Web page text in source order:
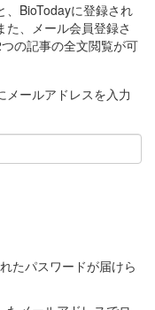
、BioTodayに登録され
、メール会員登録さ
の記事の全文閲覧が可
メールアドレスを入力
たパスワードが届けら